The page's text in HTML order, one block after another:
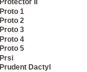
Protector II
Proto 1
Proto 2
Proto 3
Proto 4
Proto 5
Prsi
Prudent Dactyl